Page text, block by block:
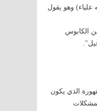
علياء) وهو يقول
الكابوس
الذي يكون